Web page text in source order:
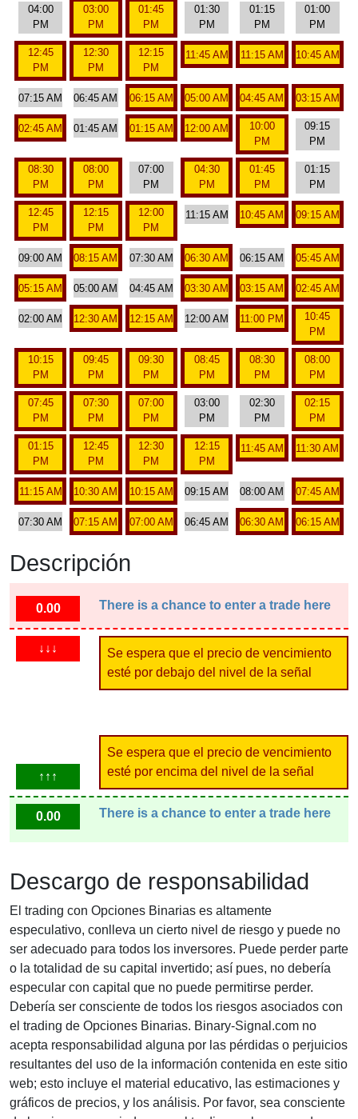
04:00
PM
03:00
PM
01:45
PM
01:30
PM
01:15
PM
01:00
PM
12:45
PM
12:30
PM
12:15
PM
11:45 AM 11:15 AM 10:45 AM
07:15 AM 06:45 AM 06:15 AM 05:00 AM 04:45 AM 03:15 AM
02:45 AM 01:45 AM 01:15 AM 12:00 AM
10:00
PM
09:15
PM
08:30
PM
08:00
PM
07:00
PM
04:30
PM
01:45
PM
01:15
PM
12:45
PM
12:15
PM
12:00
PM
11:15 AM 10:45 AM 09:15 AM
09:00 AM 08:15 AM 07:30 AM 06:30 AM 06:15 AM 05:45 AM
05:15 AM 05:00 AM 04:45 AM 03:30 AM 03:15 AM 02:45 AM
02:00 AM 12:30 AM 12:15 AM 12:00 AM 11:00 PM
10:45
PM
10:15
PM
09:45
PM
09:30
PM
08:45
PM
08:30
PM
08:00
PM
07:45
PM
07:30
PM
07:00
PM
03:00
PM
02:30
PM
02:15
PM
01:15
PM
12:45
PM
12:30
PM
12:15
PM
11:45 AM 11:30 AM
11:15 AM 10:30 AM 10:15 AM 09:15 AM 08:00 AM 07:45 AM
07:30 AM 07:15 AM 07:00 AM 06:45 AM 06:30 AM 06:15 AM
Descripción
0.00 There is a chance to enter a trade here
↓↓↓
Se espera que el precio de vencimiento
esté por debajo del nivel de la señal
↑↑↑
Se espera que el precio de vencimiento
esté por encima del nivel de la señal
0.00 There is a chance to enter a trade here
Descargo de responsabilidad
El trading con Opciones Binarias es altamente
especulativo, conlleva un cierto nivel de riesgo y puede no
ser adecuado para todos los inversores. Puede perder parte
o la totalidad de su capital invertido; así pues, no debería
especular con capital que no puede permitirse perder.
Debería ser consciente de todos los riesgos asociados con
el trading de Opciones Binarias. Binary-Signal.com no
acepta responsabilidad alguna por las pérdidas o perjuicios
resultantes del uso de la información contenida en este sitio
web; esto incluye el material educativo, las estimaciones y
gráficos de precios, y los análisis. Por favor, sea consciente